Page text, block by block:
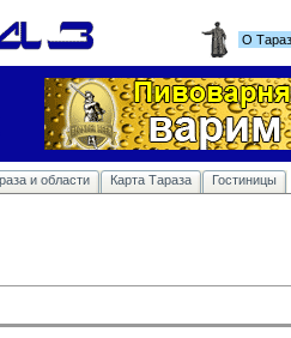
О
и области Карта Тараза Гостиницы